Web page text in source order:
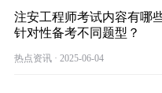
注安工程师考试内容有哪
针对性备考不同题型？
热点资讯 · 2025-06-04